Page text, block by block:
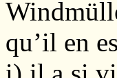
qu’il en